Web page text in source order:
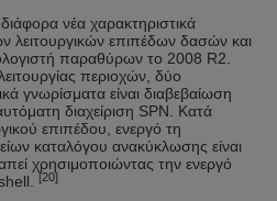
νέα χαρακτηριστικά
λειτουργικών επιπέδων δασών και
παραθύρων το 2008 R2.
περιοχών, δύο
γνωρίσματα είναι διαβεβαίωση
διαχείριση SPN. Κατά
επιπέδου, ενεργό τη
καταλόγου ανακύκλωσης είναι
χρησιμοποιώντας την ενεργό
[20]